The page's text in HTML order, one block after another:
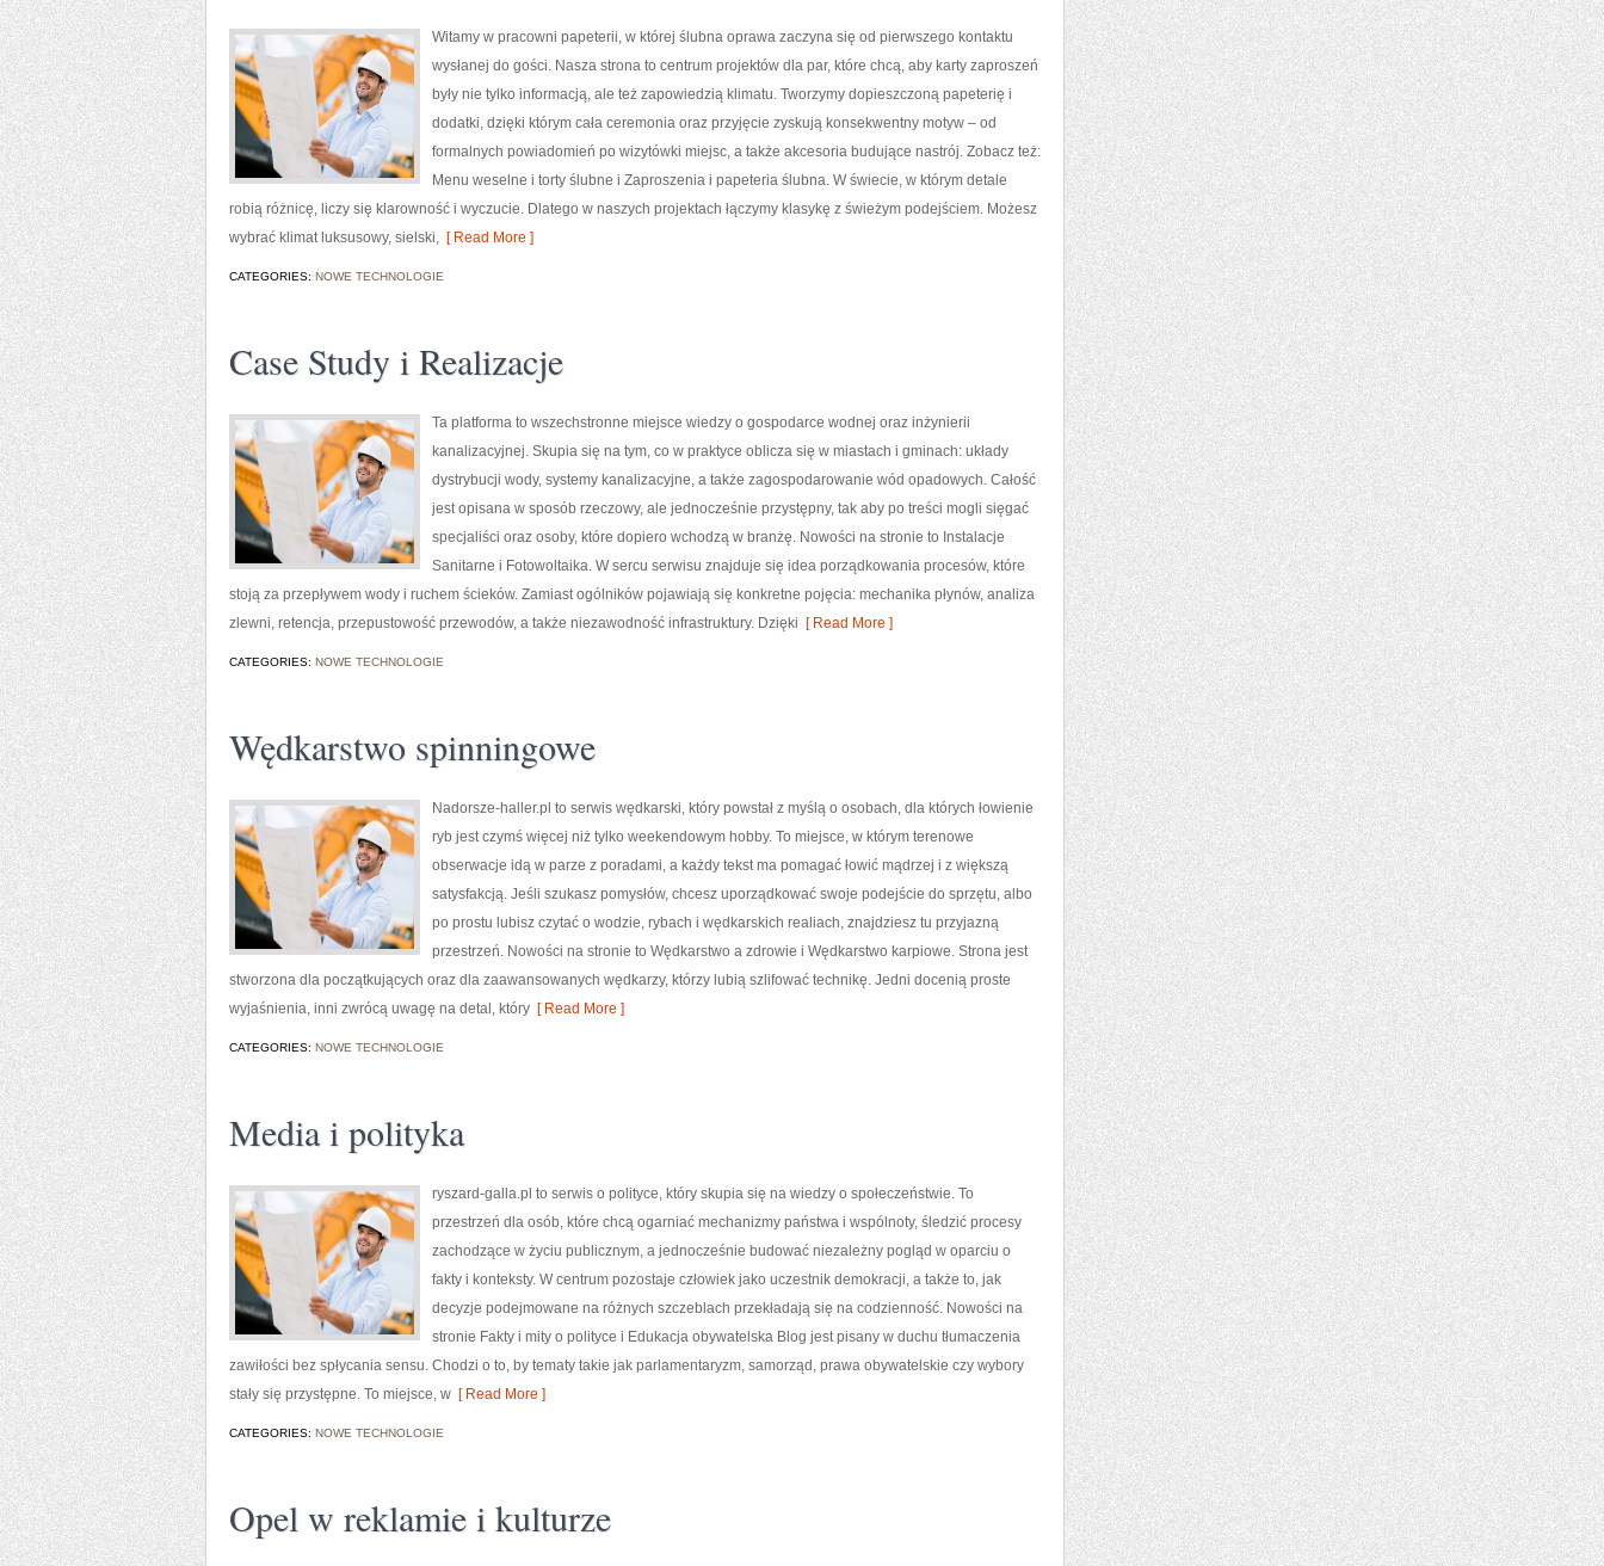
Witamy w pracowni papeterii, w której ślubna oprawa zaczyna się od pierwszego kontaktu
wysłanej do gości. Nasza strona to centrum projektów dla par, które chcą, aby karty zaproszeń
były nie tylko informacją, ale też zapowiedzią klimatu. Tworzymy dopieszczoną papeterię i
dodatki, dzięki którym cała ceremonia oraz przyjęcie zyskują konsekwentny motyw – od
formalnych powiadomień po wizytówki miejsc, a także akcesoria budujące nastrój. Zobacz też:
Menu weselne i torty ślubne i Zaproszenia i papeteria ślubna. W świecie, w którym detale
robią różnicę, liczy się klarowność i wyczucie. Dlatego w naszych projektach łączymy klasykę z świeżym podejściem. Możesz
wybrać klimat luksusowy, sielski, [ Read More ]
CATEGORIES: NOWE TECHNOLOGIE
Case Study i Realizacje
Ta platforma to wszechstronne miejsce wiedzy o gospodarce wodnej oraz inżynierii
kanalizacyjnej. Skupia się na tym, co w praktyce oblicza się w miastach i gminach: układy
dystrybucji wody, systemy kanalizacyjne, a także zagospodarowanie wód opadowych. Całość
jest opisana w sposób rzeczowy, ale jednocześnie przystępny, tak aby po treści mogli sięgać
specjaliści oraz osoby, które dopiero wchodzą w branżę. Nowości na stronie to Instalacje
Sanitarne i Fotowoltaika. W sercu serwisu znajduje się idea porządkowania procesów, które
stoją za przepływem wody i ruchem ścieków. Zamiast ogólników pojawiają się konkretne pojęcia: mechanika płynów, analiza
zlewni, retencja, przepustowość przewodów, a także niezawodność infrastruktury. Dzięki [ Read More ]
CATEGORIES: NOWE TECHNOLOGIE
Wędkarstwo spinningowe
Nadorsze-haller.pl to serwis wędkarski, który powstał z myślą o osobach, dla których łowienie
ryb jest czymś więcej niż tylko weekendowym hobby. To miejsce, w którym terenowe
obserwacje idą w parze z poradami, a każdy tekst ma pomagać łowić mądrzej i z większą
satysfakcją. Jeśli szukasz pomysłów, chcesz uporządkować swoje podejście do sprzętu, albo
po prostu lubisz czytać o wodzie, rybach i wędkarskich realiach, znajdziesz tu przyjazną
przestrzeń. Nowości na stronie to Wędkarstwo a zdrowie i Wędkarstwo karpiowe. Strona jest
stworzona dla początkujących oraz dla zaawansowanych wędkarzy, którzy lubią szlifować technikę. Jedni docenią proste
wyjaśnienia, inni zwrócą uwagę na detal, który [ Read More ]
CATEGORIES: NOWE TECHNOLOGIE
Media i polityka
ryszard-galla.pl to serwis o polityce, który skupia się na wiedzy o społeczeństwie. To
przestrzeń dla osób, które chcą ogarniać mechanizmy państwa i wspólnoty, śledzić procesy
zachodzące w życiu publicznym, a jednocześnie budować niezależny pogląd w oparciu o
fakty i konteksty. W centrum pozostaje człowiek jako uczestnik demokracji, a także to, jak
decyzje podejmowane na różnych szczeblach przekładają się na codzienność. Nowości na
stronie Fakty i mity o polityce i Edukacja obywatelska Blog jest pisany w duchu tłumaczenia
zawiłości bez spłycania sensu. Chodzi o to, by tematy takie jak parlamentaryzm, samorząd, prawa obywatelskie czy wybory
stały się przystępne. To miejsce, w [ Read More ]
CATEGORIES: NOWE TECHNOLOGIE
Opel w reklamie i kulturze